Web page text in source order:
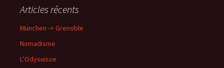
Articles récents
München -> Grenoble
Nomadisme
L’Odysuisse